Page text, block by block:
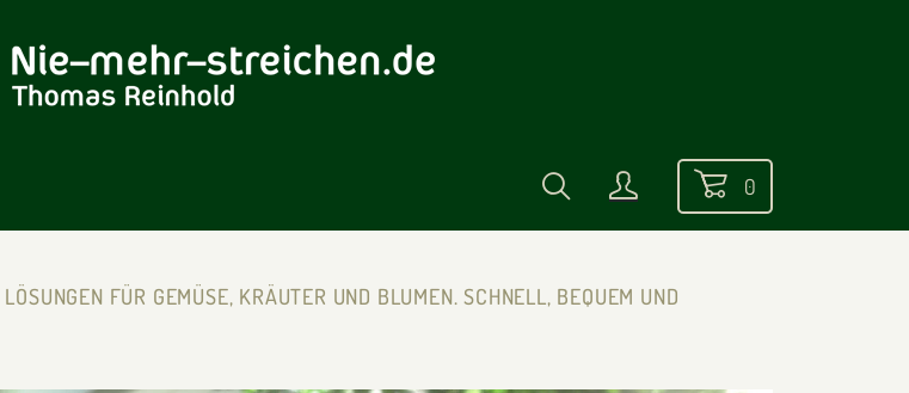
0
FÜR GEMÜSE, KRÄUTER UND BLUMEN. SCHNELL, BEQUEM UND